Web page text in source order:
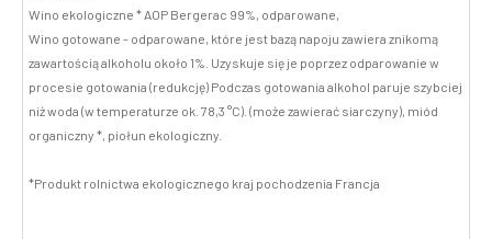
Wino ekologiczne * AOP Bergerac 99%, odparowane,
Wino gotowane - odparowane, które jest bazą napoju zawiera znikomą
zawartością alkoholu około 1%. Uzyskuje się je poprzez odparowanie w
procesie gotowania (redukcję) Podczas gotowania alkohol paruje szybciej
niż woda (w temperaturze ok. 78,3 °C). (może zawierać siarczyny), miód
organiczny *, piołun ekologiczny.
*Produkt rolnictwa ekologicznego kraj pochodzenia Francja